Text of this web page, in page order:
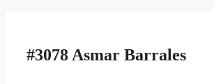
#3078 Asmar Barrales